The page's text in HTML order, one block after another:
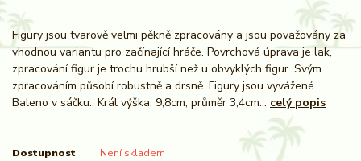
Figury jsou tvarově velmi pěkně zpracovány a jsou považovány za
vhodnou variantu pro začínající hráče. Povrchová úprava je lak,
zpracování figur je trochu hrubší než u obvyklých figur. Svým
zpracováním působí robustně a drsně. Figury jsou vyvážené.
Baleno v sáčku.. Král výška: 9,8cm, průměr 3,4cm... celý popis
Dostupnost Není skladem